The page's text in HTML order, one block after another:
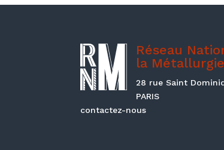
Réseau
la Métallurgie
28 rue Saint
PARIS
contactez-nous